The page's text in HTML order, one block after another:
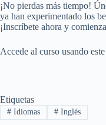
¡No pierdas más tiempo!
ya han experimentado los
¡Inscríbete ahora y
Accede al curso usando este
Etiquetas
#Idiomas #Inglés